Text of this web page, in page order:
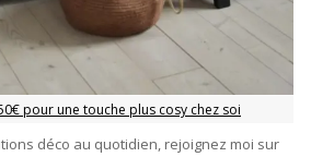
pour une touche plus cosy chez soi
déco au quotidien, rejoignez moi sur